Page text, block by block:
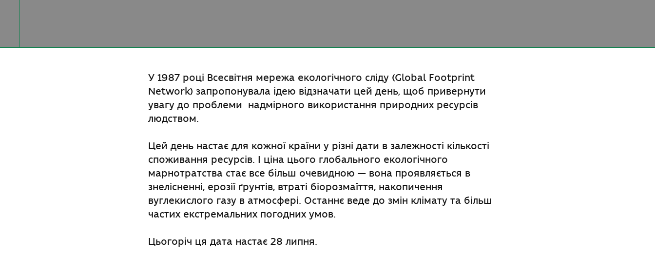
У 1987 році Всесвітня мережа екологічного сліду (Global Footprint
Network) запропонувала ідею відзначати цей день, щоб привернути
увагу до проблеми надмірного використання природних ресурсів
людством.
Цей день настає для кожної країни у різні дати в залежності кількості
споживання ресурсів. І ціна цього глобального екологічного
марнотратства стає все більш очевидною — вона проявляється в
знелісненні, ерозії ґрунтів, втраті біорозмаїття, накопичення
вуглекислого газу в атмосфері. Останнє веде до змін клімату та більш
частих екстремальних погодних умов.
Цьогоріч ця дата настає 28 липня.